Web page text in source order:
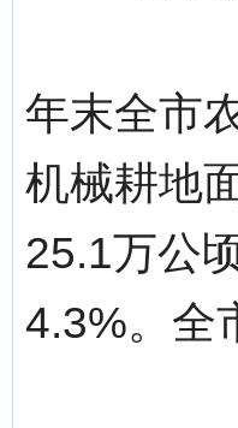
年末全市
机械耕地
25.1万公
4.3%。全